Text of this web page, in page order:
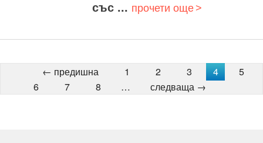
със ... прочети още
← предишна 1 2 3 4
5
6
7 8 … следваща →